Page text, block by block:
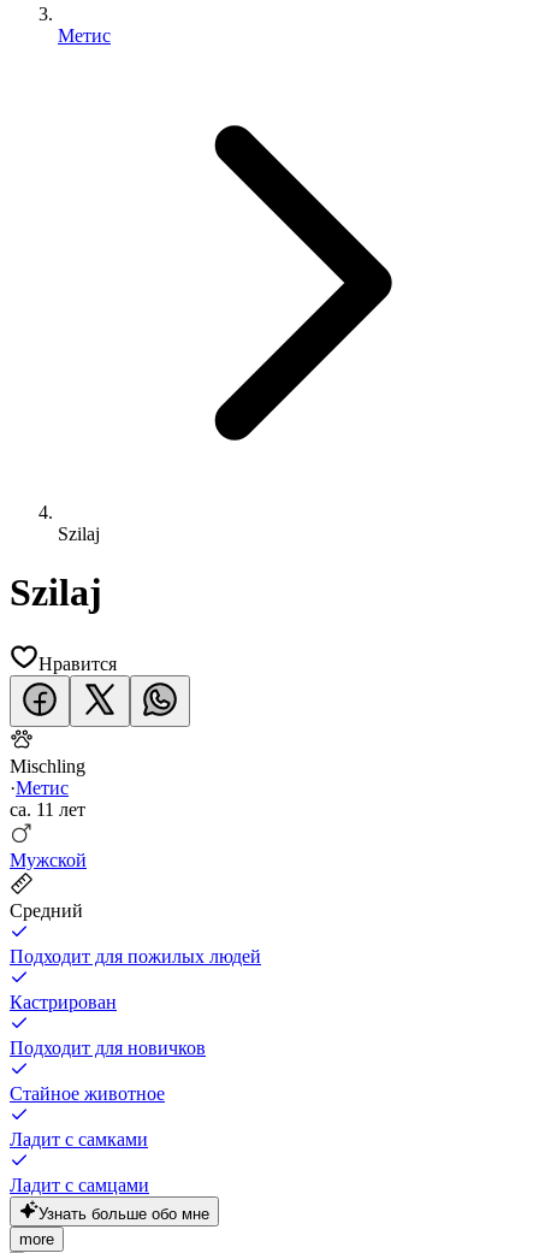
Метис
Szilaj
Szilaj
Нравится
Mischling
·Метис
ca. 11 лет
Мужской
Средний
Подходит для пожилых людей
Кастрирован
Подходит для новичков
Стайное животное
Ладит с самками
Ладит с самцами
Узнать больше обо мне
more